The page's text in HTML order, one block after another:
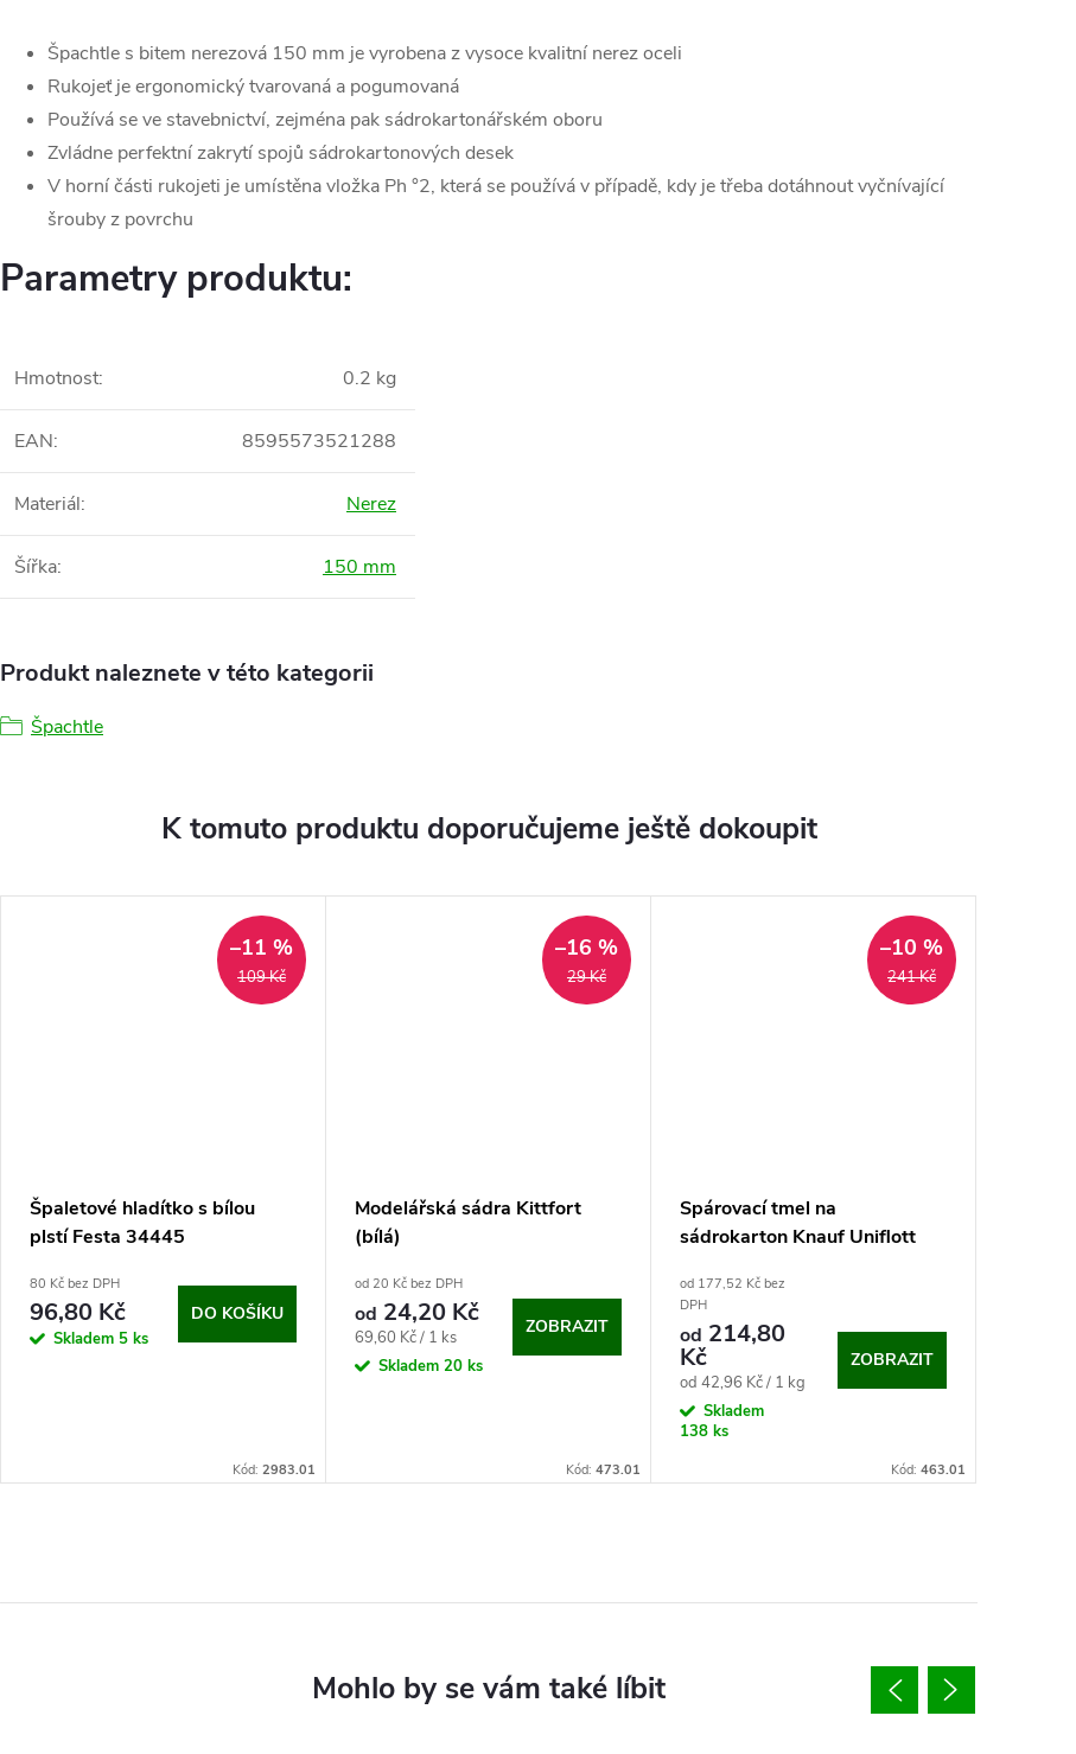
Špachtle s bitem nerezová 150 mm je vyrobena z vysoce kvalitní nerez oceli
Rukojeť je ergonomický tvarovaná a pogumovaná
Používá se ve stavebnictví, zejména pak sádrokartonářském oboru
Zvládne perfektní zakrytí spojů sádrokartonových desek
V horní části rukojeti je umístěna vložka Ph °2, která se používá v případě, kdy je třeba dotáhnout vyčnívající
šrouby z povrchu
Parametry produktu:
Hmotnost: 0.2 kg
EAN: 8595573521288
Materiál: Nerez
Šířka: 150 mm
Produkt naleznete v této kategorii
Špachtle
K tomuto produktu doporučujeme ještě dokoupit
109 Kč
–11 %
Špaletové hladítko s bílou
plstí Festa 34445
80 Kč bez DPH
96,80 Kč
Skladem 5 ks
DO KOŠÍKU
Kód: 2983.01
29 Kč
–16 %
Modelářská sádra Kittfort
(bílá)
od 20 Kč bez DPH
od 24,20 Kč
Měrná
cena:
69,60 Kč / 1 ks
Skladem 20 ks
ZOBRAZIT
Kód: 473.01
241 Kč
–10 %
Spárovací tmel na
sádrokarton Knauf Uniflott
od 177,52 Kč bez
DPH
od 214,80
Kč
Měrná
cena:
od 42,96 Kč / 1 kg
Skladem
138 ks
ZOBRAZIT
Kód: 463.01